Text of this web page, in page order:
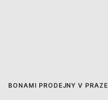
BONAMI PRODEJNY V PRAZE